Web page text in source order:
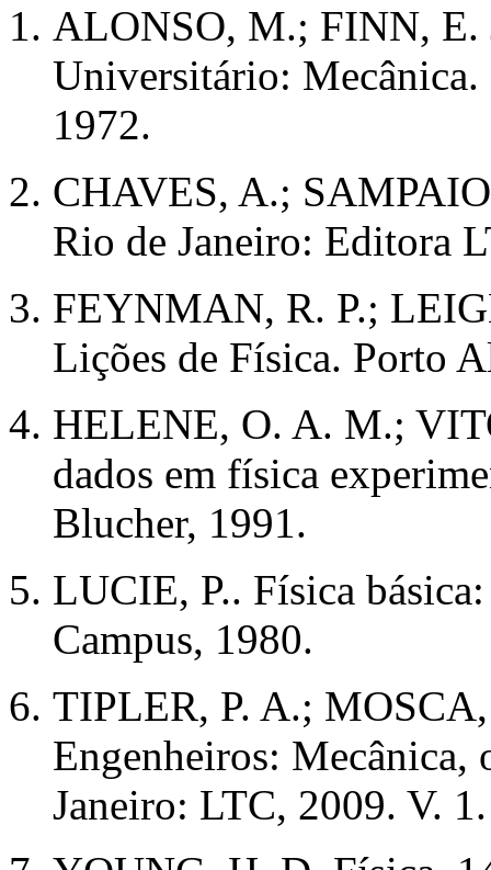
ALONSO, M.; FINN, E.
Universitário: Mecânica.
1972.
CHAVES, A.;
Rio de Janeiro: Editora
FEYNMAN, R. P.;
Lições de Física. Porto
HELENE, O. A. M.;
dados em física
Blucher, 1991.
LUCIE, P.. Física
Campus, 1980.
TIPLER, P. A.;
Engenheiros: Mecânica,
Janeiro: LTC, 2009. V. 1.